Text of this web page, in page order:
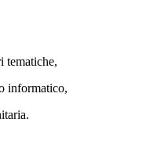
tematiche,
informatico,